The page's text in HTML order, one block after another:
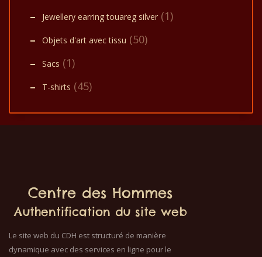
Jewellery earring touareg silver (1)
Objets d'art avec tissu (50)
Sacs (1)
T-shirts (45)
Centre des Hommes
Authentification du site web
Le site web du CDH est structuré de manière
dynamique avec des services en ligne pour le